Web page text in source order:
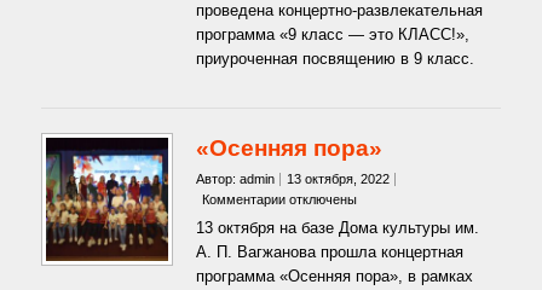
это
КЛАСС!»
проведена концертно-развлекательная
программа «9 класс — это КЛАСС!»,
приуроченная посвящению в 9 класс.
«Осенняя пора»
Автор: admin
13 октября, 2022
Комментариик
«Осенняя
пора»
отключены
13 октября на базе Дома культуры им.
А. П. Вагжанова прошла концертная
программа «Осенняя пора», в рамках